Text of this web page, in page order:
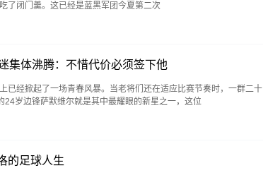
了闭门羹。这已经是蓝黑军团今夏第二次
集体沸腾：不惜代价必须签下他
已经掀起了一场青春风暴。当老将们还在适应比赛节奏时，一群二十
岁边锋萨默维尔就是其中最耀眼的新星之一，这位
的足球人生